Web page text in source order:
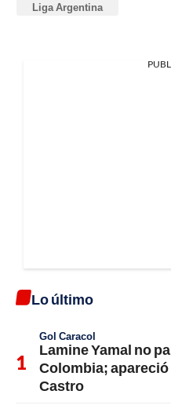
Liga Argentina
Lo último
Gol Caracol
Lamine Yamal no
Colombia; apareció
Castro